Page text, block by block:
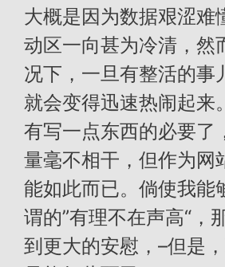
大概是因为数据艰涩难
动区一向甚为冷清，然
况下，一旦有整活的事
就会变得迅速热闹起来
有写一点东西的必要了
量毫不相干，但作为网
能如此而已。倘使我能
谓的”有理不在声高“，
到更大的安慰，–但是